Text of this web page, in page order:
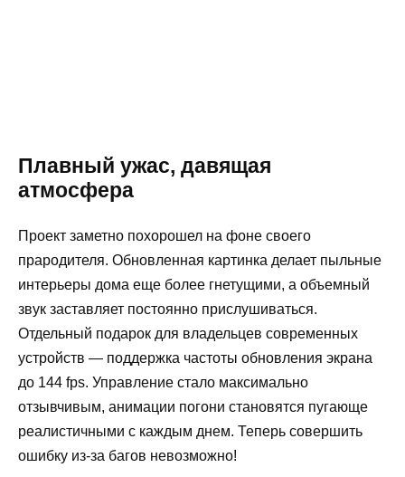
Плавный ужас, давящая
атмосфера
Проект заметно похорошел на фоне своего
прародителя. Обновленная картинка делает пыльные
интерьеры дома еще более гнетущими, а объемный
звук заставляет постоянно прислушиваться.
Отдельный подарок для владельцев современных
устройств — поддержка частоты обновления экрана
до 144 fps. Управление стало максимально
отзывчивым, анимации погони становятся пугающе
реалистичными с каждым днем. Теперь совершить
ошибку из-за багов невозможно!